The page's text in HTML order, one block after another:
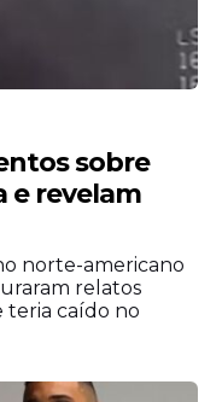
sobre
e revelam
norte-americano
relatos
teria caído no